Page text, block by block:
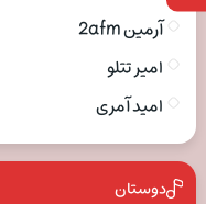
آرمین 2afm
امیر تتلو
امید آمری
دوستان